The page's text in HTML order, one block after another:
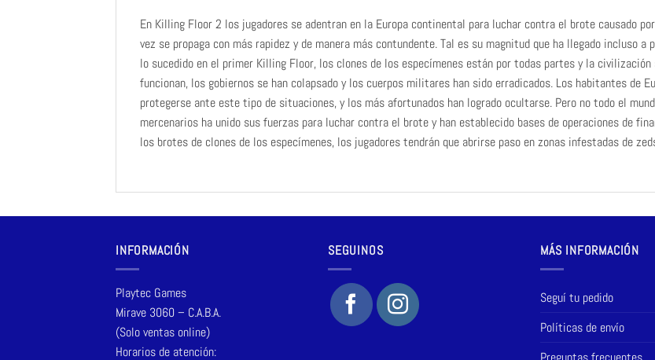
En Killing Floor 2 los jugadores se adentran en la Europa continental para luchar contra el brote causado
vez se propaga con más rapidez y de manera más contundente. Tal es su magnitud que ha llegado incluso
lo sucedido en el primer Killing Floor, los clones de los especímenes están por todas partes y la
funcionan, los gobiernos se han colapsado y los cuerpos militares han sido erradicados. Los habitantes de
protegerse ante este tipo de situaciones, y los más afortunados han logrado ocultarse. Pero no todo el
mercenarios ha unido sus fuerzas para luchar contra el brote y han establecido bases de operaciones de
los brotes de clones de los especímenes, los jugadores tendrán que abrirse paso en zonas infestadas de
INFORMACIÓN
Playtec Games
Mirave 3060 – C.A.B.A.
(Solo ventas online)
Horarios de atención:
SEGUINOS MÁS INFORMACIÓN
Seguí tu pedido
Políticas de envío